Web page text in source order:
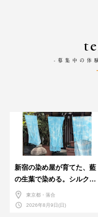
-募集中の体
新宿の染め屋が育てた、藍
の生葉で染める。シルクの
ストール
東京都・落合
2026年8月9日(日)